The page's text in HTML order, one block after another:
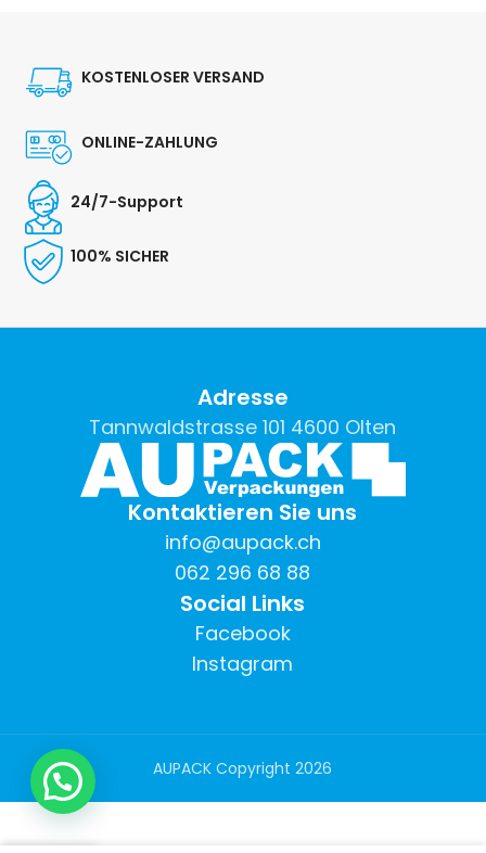
KOSTENLOSER VERSAND
ONLINE-ZAHLUNG
24/7-Support
100% SICHER
Adresse
Tannwaldstrasse 101 4600 Olten
Kontaktieren Sie uns
info@aupack.ch
062 296 68 88
Social Links
Facebook
Instagram
AUPACK Copyright2026